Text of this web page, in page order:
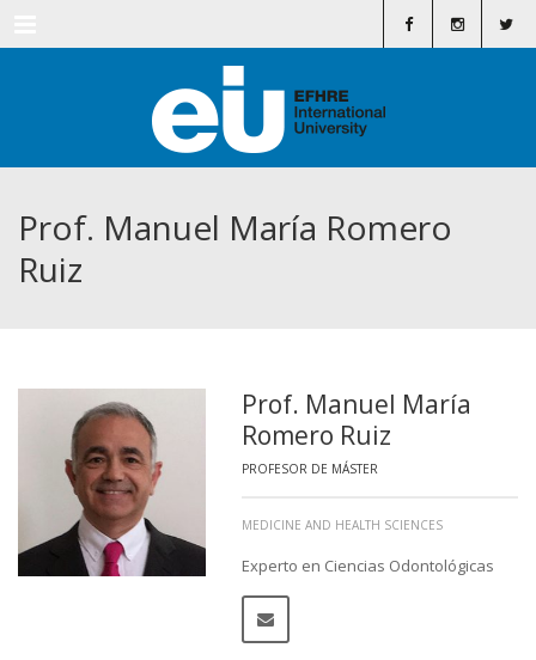
Prof. Manuel María Romero
Ruiz
Prof. Manuel María
Romero Ruiz
PROFESOR DE MÁSTER
MEDICINE AND HEALTH SCIENCES
Experto en Ciencias Odontológicas